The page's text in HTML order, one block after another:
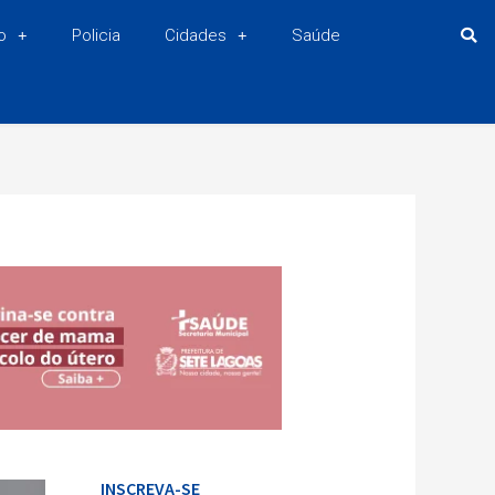
Policia Cidades Saúde
INSCREVA-SE